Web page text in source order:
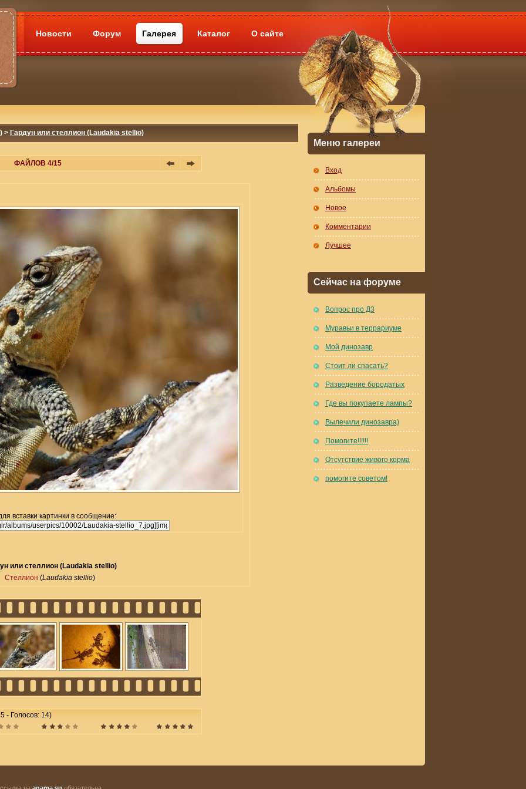
Новости Форум Галерея Каталог О сайте
> Гардун или стеллион (Laudakia stellio)
ФАЙЛОВ 4/15
вставки картинки в сообщение:
или стеллион (Laudakia stellio)
Стеллион (Laudakia stellio)
- Голосов: 14)
Меню галереи
Вход
Альбомы
Новое
Комментарии
Лучшее
Сейчас на форуме
Вопрос про Д3
Муравьи в террариуме
Мой динозавр
Стоит ли спасать?
Разведение бородатых
Где вы покупаете лампы?
Вылечили динозавра)
Помогите!!!!!!
Отсутствие живого корма
помогите советом!